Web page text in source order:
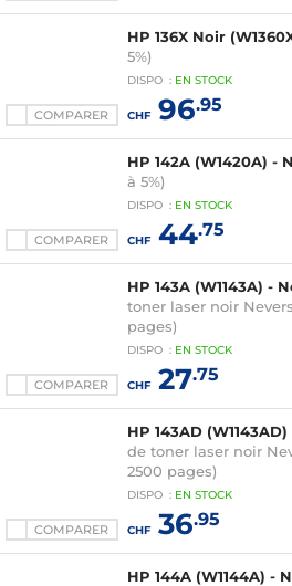
COMPARER
HP 136X Noir
5%)
DISPO : EN STOCK
CHF96.95
COMPARER
HP 142A (W1420A) -
à 5%)
DISPO : EN STOCK
CHF44.75
COMPARER
HP 143A (W1143A) -
toner laser noir
pages)
DISPO : EN STOCK
CHF27.75
COMPARER
HP 143AD
de toner laser noir
2500 pages)
DISPO : EN STOCK
CHF36.95
HP 144A (W1144A) -